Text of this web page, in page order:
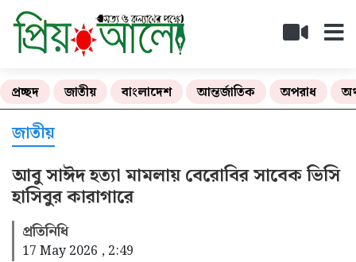
প্রচ্ছদ জাতীয় বাংলাদেশ আন্তর্জাতিক অপরাধ
জাতীয়
আবু সাঈদ হত্যা মামলায় বেরোবির সাবেক ভিসি
হাসিবুর কারাগারে
প্রতিনিধি
17 May 2026 , 2:49